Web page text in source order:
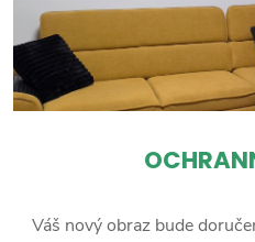
Váš nový obraz bude